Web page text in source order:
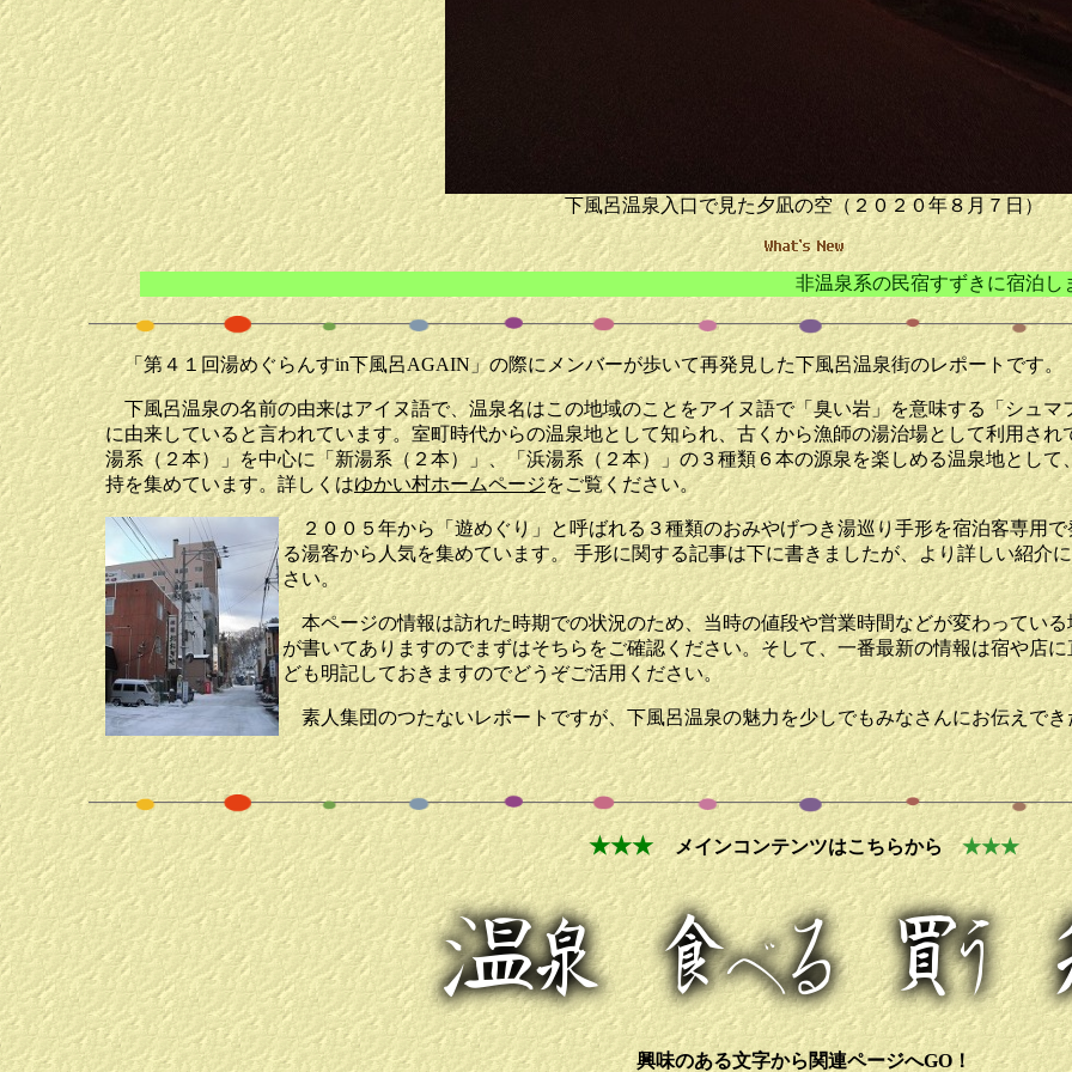
下風呂温泉入口で見た夕凪の空（２０２０年８月７日）
非温泉系の民宿すずきに宿泊しました。 居酒
「第４１回湯めぐらんすin下風呂AGAIN」の際にメンバーが歩いて再発見した下風呂温泉街のレポートです。
下風呂温泉の名前の由来はアイヌ語で、温泉名はこの地域のことをアイヌ語で「臭い岩」を意味する「シュマ
に由来していると言われています。室町時代からの温泉地として知られ、古くから漁師の湯治場として利用され
湯系（２本）」を中心に「新湯系（２本）」、「浜湯系（２本）」の３種類６本の源泉を楽しめる温泉地として
持を集めています。詳しくはゆかい村ホームページをご覧ください。
２００５年から「遊めぐり」と呼ばれる３種類のおみやげつき湯巡り手形を宿泊客専用
る湯客から人気を集めています。 手形に関する記事は下に書きましたが、より詳しい紹介
さい。
本ページの情報は訪れた時期での状況のため、当時の値段や営業時間などが変わってい
が書いてありますのでまずはそちらをご確認ください。そして、一番最新の情報は宿や店
ども明記しておきますのでどうぞご活用ください。
素人集団のつたないレポートですが、下風呂温泉の魅力を少しでもみなさんにお伝えで
★★★ メインコンテンツはこちらから★★★
興味のある文字から関連ページへGO！